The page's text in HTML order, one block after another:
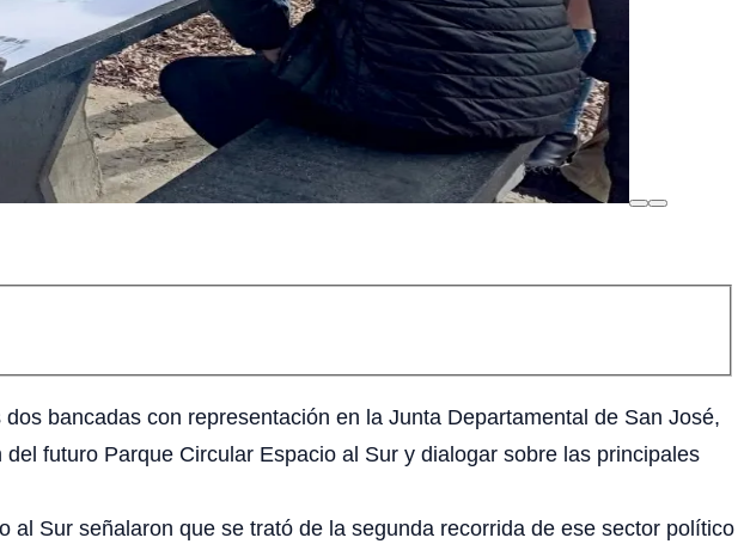
bancadas con representación en la Junta Departamental de San José,
futuro Parque Circular Espacio al Sur y dialogar sobre las principales
Sur señalaron que se trató de la segunda recorrida de ese sector político